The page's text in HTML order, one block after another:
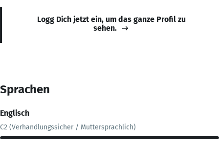
Logg Dich jetzt ein, um das ganze Profil zu
sehen.
Sprachen
Englisch
C2 (Verhandlungssicher / Muttersprachlich)